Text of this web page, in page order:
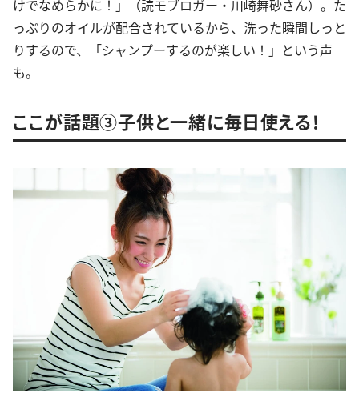
けでなめらかに！」（読モブロガー・川崎舞砂さん）。た
っぷりのオイルが配合されているから、洗った瞬間しっと
りするので、「シャンプーするのが楽しい！」という声
も。
ここが話題③子供と一緒に毎日使える！